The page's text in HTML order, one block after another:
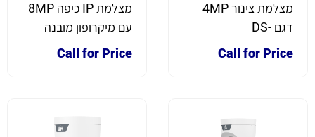
מצלמת צינור 4MP
דגם DS-
2CD2T46G2-
Call for Price
מצלמת IP כיפה 8MP
עם מיקרופון מובנה
Call for Price